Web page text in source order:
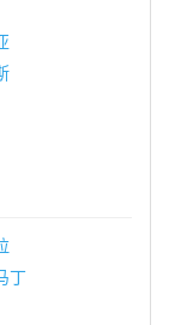
丁